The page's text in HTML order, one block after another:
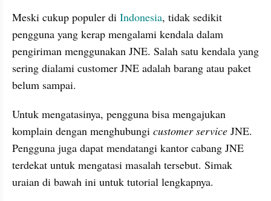
Meski cukup populer di Indonesia, tidak sedikit
pengguna yang kerap mengalami kendala dalam
pengiriman menggunakan JNE. Salah satu kendala yang
sering dialami customer JNE adalah barang atau paket
belum sampai.
Untuk mengatasinya, pengguna bisa mengajukan
komplain dengan menghubungi customer service JNE.
Pengguna juga dapat mendatangi kantor cabang JNE
terdekat untuk mengatasi masalah tersebut. Simak
uraian di bawah ini untuk tutorial lengkapnya.